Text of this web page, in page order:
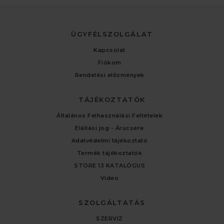
ÜGYFÉLSZOLGÁLAT
Kapcsolat
Fiókom
Rendelési előzmények
TÁJÉKOZTATÓK
Általános Felhasználási Feltételek
Elállási jog - Árucsere
Adatvédelmi tájékoztató
Termék tájékoztatók
STORE 13 KATALÓGUS
Video
SZOLGÁLTATÁS
SZERVIZ